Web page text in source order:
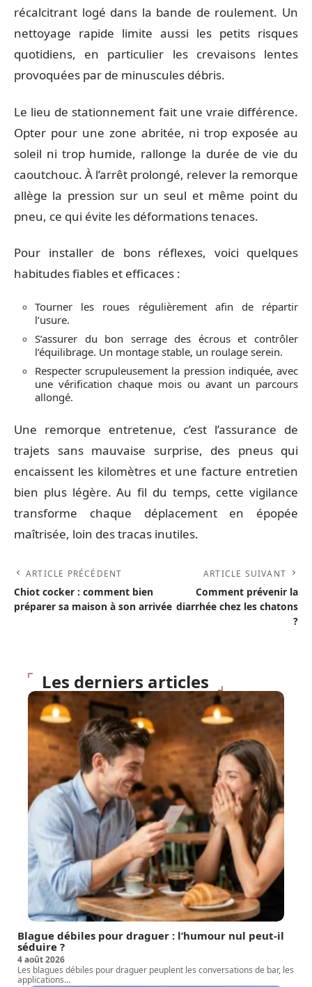
récalcitrant logé dans la bande de roulement. Un
nettoyage rapide limite aussi les petits risques
quotidiens, en particulier les crevaisons lentes
provoquées par de minuscules débris.
Le lieu de stationnement fait une vraie différence.
Opter pour une zone abritée, ni trop exposée au
soleil ni trop humide, rallonge la durée de vie du
caoutchouc. À l’arrêt prolongé, relever la remorque
allège la pression sur un seul et même point du
pneu, ce qui évite les déformations tenaces.
Pour installer de bons réflexes, voici quelques
habitudes fiables et efficaces :
Tourner les roues régulièrement afin de répartir
l’usure.
S’assurer du bon serrage des écrous et contrôler
l’équilibrage. Un montage stable, un roulage serein.
Respecter scrupuleusement la pression indiquée, avec
une vérification chaque mois ou avant un parcours
allongé.
Une remorque entretenue, c’est l’assurance de
trajets sans mauvaise surprise, des pneus qui
encaissent les kilomètres et une facture entretien
bien plus légère. Au fil du temps, cette vigilance
transforme chaque déplacement en épopée
maîtrisée, loin des tracas inutiles.
ARTICLE PRÉCÉDENT
Chiot cocker : comment bien
préparer sa maison à son arrivée
ARTICLE SUIVANT
Comment prévenir la
diarrhée chez les chatons
?
Les derniers articles
Blague débiles pour draguer : l’humour nul peut-il
séduire ?
4 août 2026
Les blagues débiles pour draguer peuplent les conversations de bar, les
applications…